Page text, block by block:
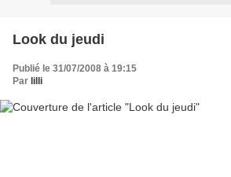
Look du jeudi
Publié le 31/07/2008 à 19:15
Par lilli